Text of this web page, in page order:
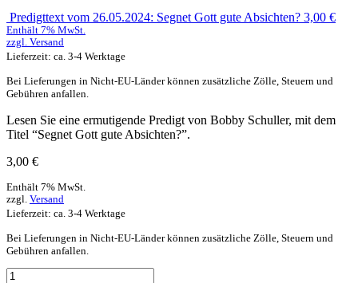
Predigttext vom 26.05.2024: Segnet Gott gute Absichten? 3,00 €
Enthält 7% MwSt.
zzgl. Versand
Lieferzeit: ca. 3-4 Werktage
Bei Lieferungen in Nicht-EU-Länder können zusätzliche Zölle, Steuern und
Gebühren anfallen.
Lesen Sie eine ermutigende Predigt von Bobby Schuller, mit dem
Titel “Segnet Gott gute Absichten?”.
3,00 €
Enthält 7% MwSt.
zzgl. Versand
Lieferzeit: ca. 3-4 Werktage
Bei Lieferungen in Nicht-EU-Länder können zusätzliche Zölle, Steuern und
Gebühren anfallen.